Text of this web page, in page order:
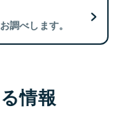
調べします。
情報